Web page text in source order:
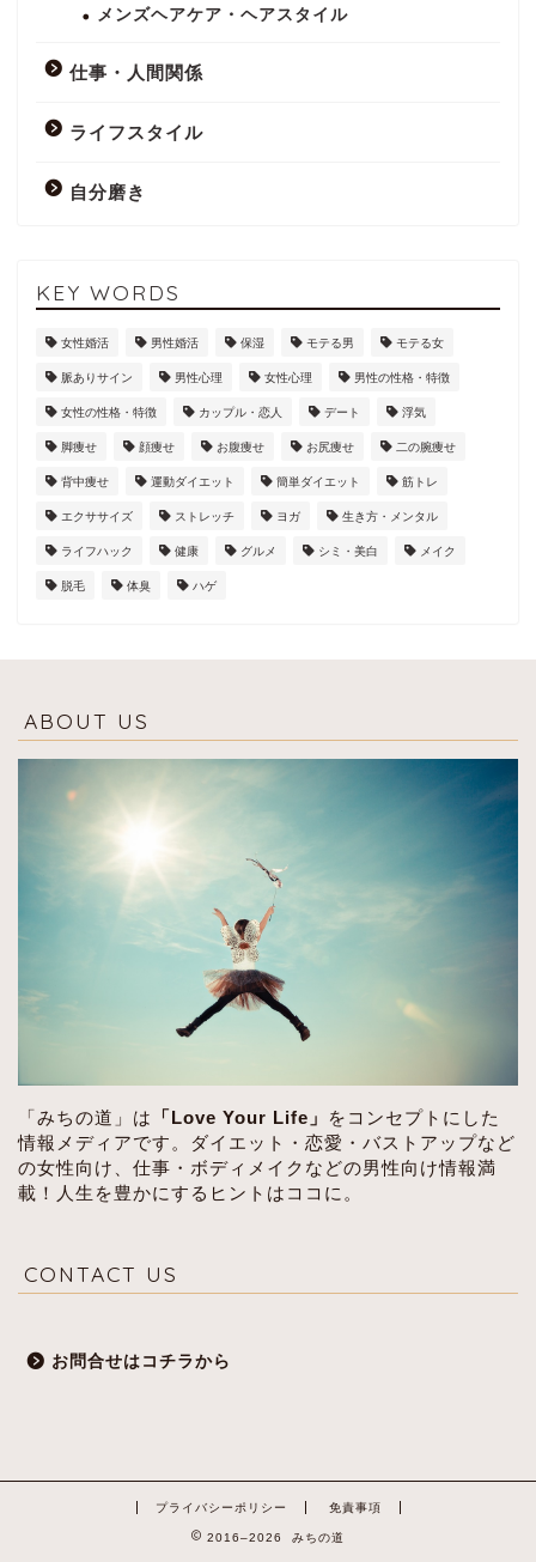
メンズヘアケア・ヘアスタイル
仕事・人間関係
ライフスタイル
自分磨き
KEY WORDS
女性婚活 男性婚活 保湿 モテる男 モテる女
脈ありサイン 男性心理 女性心理 男性の性格・特徴
女性の性格・特徴 カップル・恋人 デート 浮気
脚痩せ 顔痩せ お腹痩せ お尻痩せ 二の腕痩せ
背中痩せ 運動ダイエット 簡単ダイエット 筋トレ
エクササイズ ストレッチ ヨガ 生き方・メンタル
ライフハック 健康 グルメ シミ・美白 メイク
脱毛 体臭 ハゲ
ABOUT US
「みちの道」は 「Love Your Life」
をコンセプトにした
情報メディアです。ダイエット・恋愛・バストアップなど
の女性向け、仕事・ボディメイクなどの男性向け情報満
載！人生を豊かにするヒントはココに。
CONTACT US
お問合せはコチラから
プライバシーポリシー 免責事項
2016–2026 みちの道